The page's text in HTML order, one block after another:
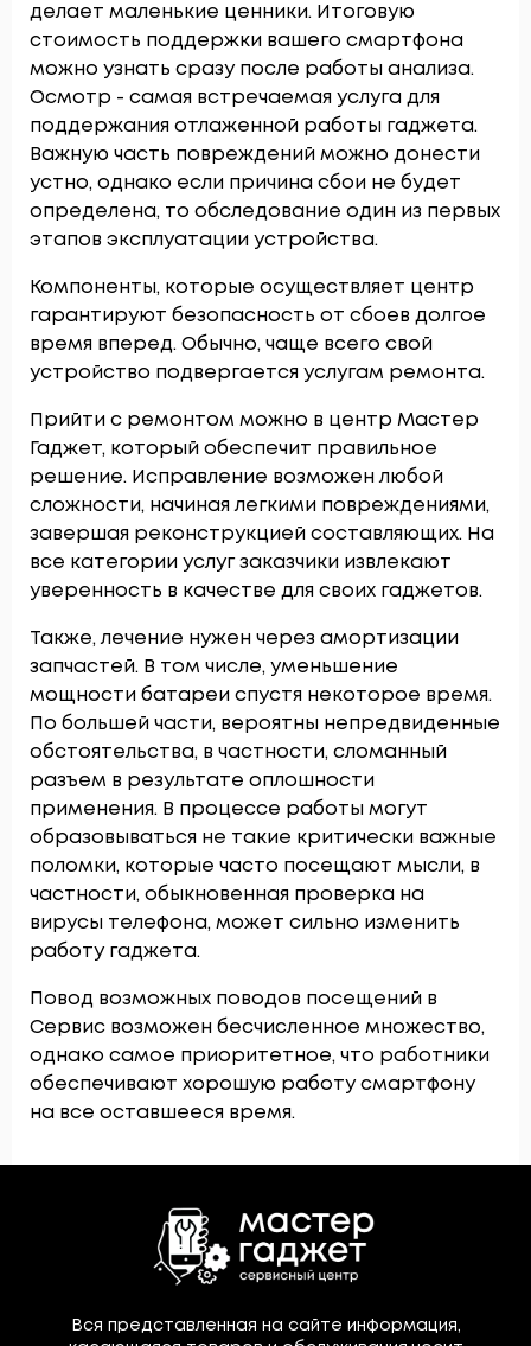
делает маленькие ценники. Итоговую
стоимость поддержки вашего смартфона
можно узнать сразу после работы анализа.
Осмотр - самая встречаемая услуга для
поддержания отлаженной работы гаджета.
Важную часть повреждений можно донести
устно, однако если причина сбои не будет
определена, то обследование один из первых
этапов эксплуатации устройства.
Компоненты, которые осуществляет центр
гарантируют безопасность от сбоев долгое
время вперед. Обычно, чаще всего свой
устройство подвергается услугам ремонта.
Прийти с ремонтом можно в центр Мастер
Гаджет, который обеспечит правильное
решение. Исправление возможен любой
сложности, начиная легкими повреждениями,
завершая реконструкцией составляющих. На
все категории услуг заказчики извлекают
уверенность в качестве для своих гаджетов.
Также, лечение нужен через амортизации
запчастей. В том числе, уменьшение
мощности батареи спустя некоторое время.
По большей части, вероятны непредвиденные
обстоятельства, в частности, сломанный
разъем в результате оплошности
применения. В процессе работы могут
образовываться не такие критически важные
поломки, которые часто посещают мысли, в
частности, обыкновенная проверка на
вирусы телефона, может сильно изменить
работу гаджета.
Повод возможных поводов посещений в
Сервис возможен бесчисленное множество,
однако самое приоритетное, что работники
обеспечивают хорошую работу смартфону
на все оставшееся время.
Вся представленная на сайте информация,